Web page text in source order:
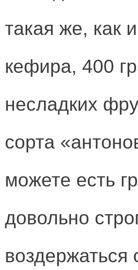
такая же, как
кефира, 400
несладких
сорта
можете есть
довольно
воздержаться